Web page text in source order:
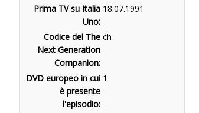
Prima TV su Italia
Uno:
18.07.1991
Codice del The
Next Generation
Companion:
ch
DVD europeo in cui
è presente
l'episodio:
1